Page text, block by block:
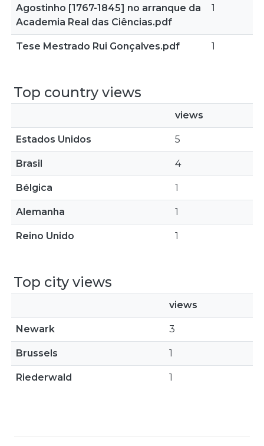
Agostinho [1767-1845] no arranque da
Academia Real das Ciências.pdf
1
Tese Mestrado Rui Gonçalves.pdf 1
Top country views
views
Estados Unidos 5
Brasil 4
Bélgica 1
Alemanha 1
Reino Unido 1
Top city views
views
Newark 3
Brussels 1
Riederwald 1